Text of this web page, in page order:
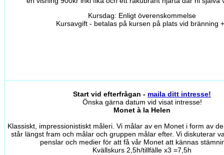
Kursdag: Enligt överenskommelse
Kursavgift - betalas på kursen på plats vid bränning
Start vid efterfrågan - maila ditt intresse!
Önska gärna datum vid visat intresse!
Monet à la Helen
Klassiskt, impressionistiskt måleri. Vi målar av en Monet i form av
står längst fram och målar och gruppen målar efter. Vi diskuterar
penslar och medier för att få vår Monet att kännas
Kvällskurs 2,5h/tillfälle x3 =7,5h